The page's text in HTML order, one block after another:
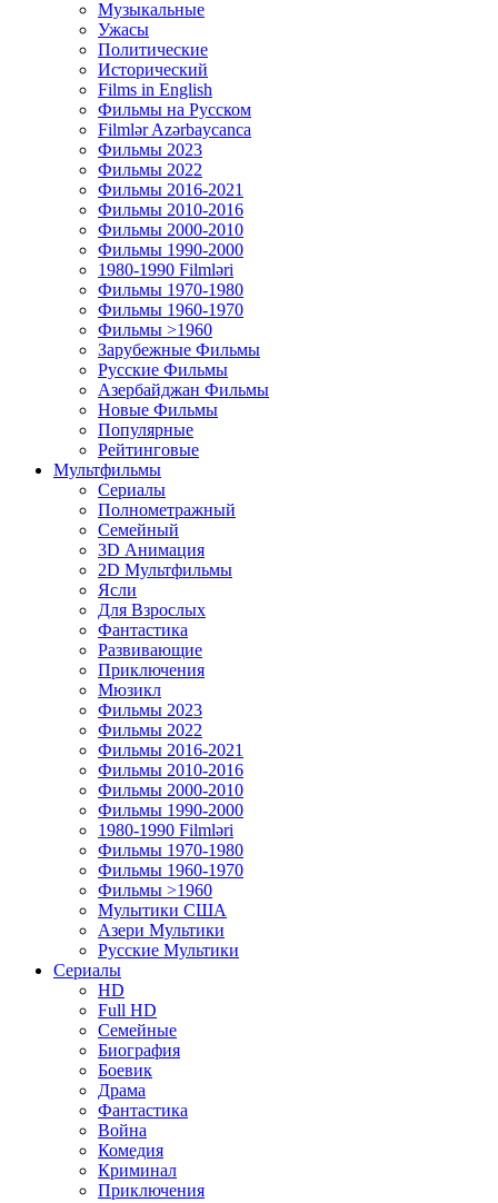
Музыкальные
Ужасы
Политические
Исторический
Films in English
Фильмы на Русском
Filmlər Azərbaycanca
Фильмы 2023
Фильмы 2022
Фильмы 2016-2021
Фильмы 2010-2016
Фильмы 2000-2010
Фильмы 1990-2000
1980-1990 Filmləri
Фильмы 1970-1980
Фильмы 1960-1970
Фильмы >1960
Зарубежные Фильмы
Русские Фильмы
Азербайджан Фильмы
Новые Фильмы
Популярные
Рейтинговые
Мультфильмы
Сериалы
Полнометражный
Семейный
3D Анимация
2D Мультфильмы
Ясли
Для Взрослых
Фантастика
Развивающие
Приключения
Мюзикл
Фильмы 2023
Фильмы 2022
Фильмы 2016-2021
Фильмы 2010-2016
Фильмы 2000-2010
Фильмы 1990-2000
1980-1990 Filmləri
Фильмы 1970-1980
Фильмы 1960-1970
Фильмы >1960
Мулытики США
Азери Мультики
Русские Мультики
Сериалы
HD
Full HD
Семейные
Биография
Боевик
Драма
Фантастика
Война
Комедия
Криминал
Приключения